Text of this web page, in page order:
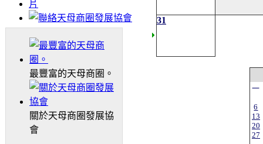
最豐富的天母商圈。
關於天母商圈發展協
會
31
一
6
13
20
27